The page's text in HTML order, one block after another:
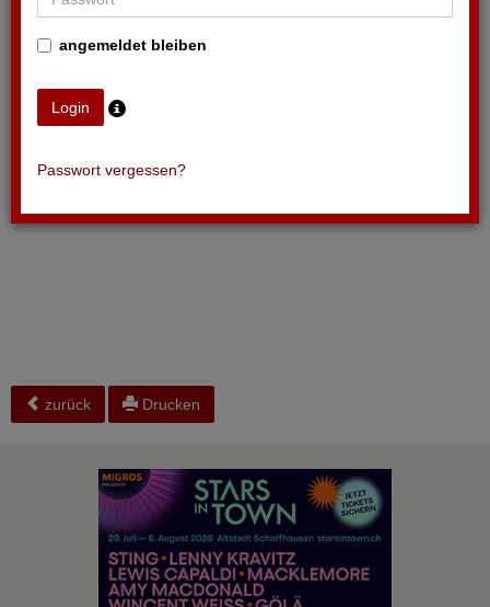
angemeldet bleiben
Passwort vergessen?
zurück Drucken